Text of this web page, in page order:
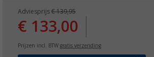
Adviesprijs € 139,95
€ 133,00
Prijzen incl. BTW gratis verzending